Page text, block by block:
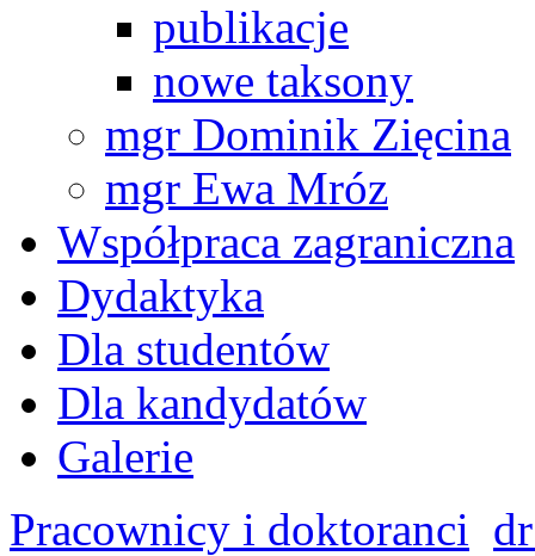
publikacje
nowe taksony
mgr Dominik Zięcina
mgr Ewa Mróz
Współpraca zagraniczna
Dydaktyka
Dla studentów
Dla kandydatów
Galerie
Pracownicy i doktoranci